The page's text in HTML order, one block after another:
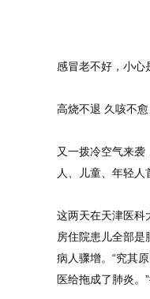
感冒老不好，小心
高烧不退 久咳不愈
又一拨冷空气来
人、儿童、年轻人
这两天在天津医科
房住院患儿全部
病人骤增。“究其
医给拖成了肺炎。”